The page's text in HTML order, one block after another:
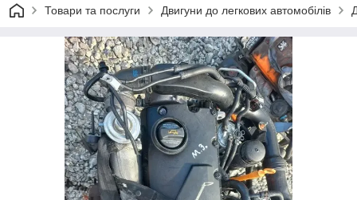
Товари та послуги Двигуни до легкових автомобілів